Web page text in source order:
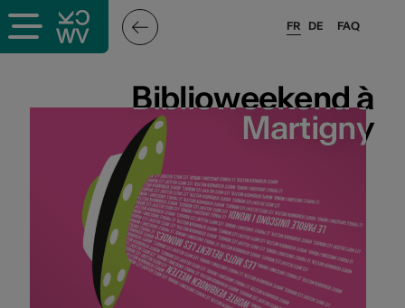
FAQ
FR DE
Biblioweekend à
Martigny
Biblioweekend à
Martigny